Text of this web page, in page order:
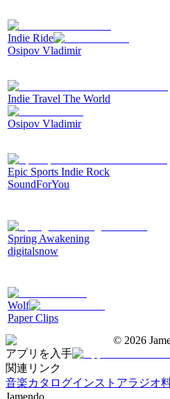
Indie Ride
Osipov Vladimir
Indie Travel The World
Osipov Vladimir
Epic Sports Indie Rock
SoundForYou
Spring Awakening
digitalsnow
Wolf
Paper Clips
© 2026
アプリを入手
関連リンク
音楽カタログインストアラジオ
Jamendo